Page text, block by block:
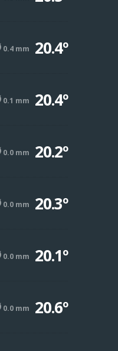
0.4 mm 20.4º
0.1 mm 20.4º
0.0 mm 20.2º
0.0 mm 20.3º
0.0 mm 20.1º
0.0 mm 20.6º